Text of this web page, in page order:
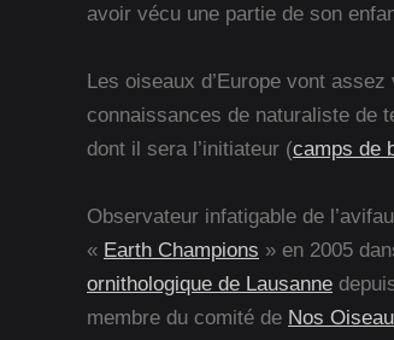
avoir vécu une partie de son
Les oiseaux d’Europe vont
connaissances de naturaliste de
dont il sera l’initiateur (camps de
Observateur infatigable de
« Earth Champions » en 2005
ornithologique de Lausanne
membre du comité de Nos